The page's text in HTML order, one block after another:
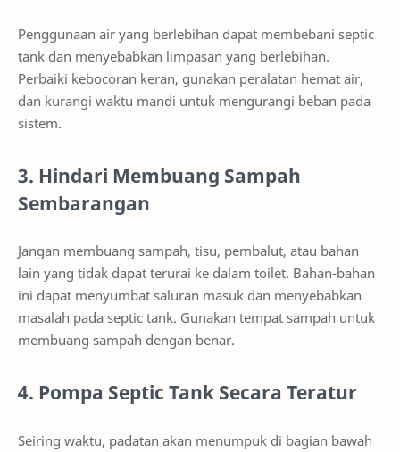
Penggunaan air yang berlebihan dapat membebani septic
tank dan menyebabkan limpasan yang berlebihan.
Perbaiki kebocoran keran, gunakan peralatan hemat air,
dan kurangi waktu mandi untuk mengurangi beban pada
sistem.
3. Hindari Membuang Sampah
Sembarangan
Jangan membuang sampah, tisu, pembalut, atau bahan
lain yang tidak dapat terurai ke dalam toilet. Bahan-bahan
ini dapat menyumbat saluran masuk dan menyebabkan
masalah pada septic tank. Gunakan tempat sampah untuk
membuang sampah dengan benar.
4. Pompa Septic Tank Secara Teratur
Seiring waktu, padatan akan menumpuk di bagian bawah